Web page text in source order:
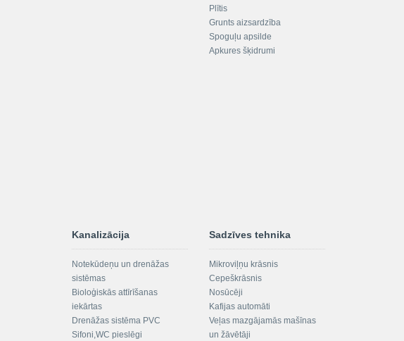
Plītis
Grunts aizsardzība
Spoguļu apsilde
Apkures šķidrumi
Kanalizācija
Notekūdeņu un drenāžas
sistēmas
Bioloģiskās attīrīšanas
iekārtas
Drenāžas sistēma PVC
Sifoni,WC pieslēgi
Sadzīves tehnika
Mikroviļņu krāsnis
Cepeškrāsnis
Nosūcēji
Kafijas automāti
Veļas mazgājamās mašīnas
un žāvētāji